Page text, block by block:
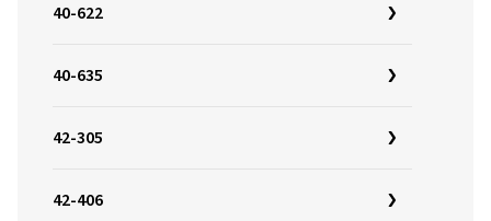
40-622
40-635
42-305
42-406